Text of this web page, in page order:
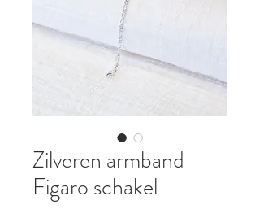
Zilveren armband
Figaro schakel